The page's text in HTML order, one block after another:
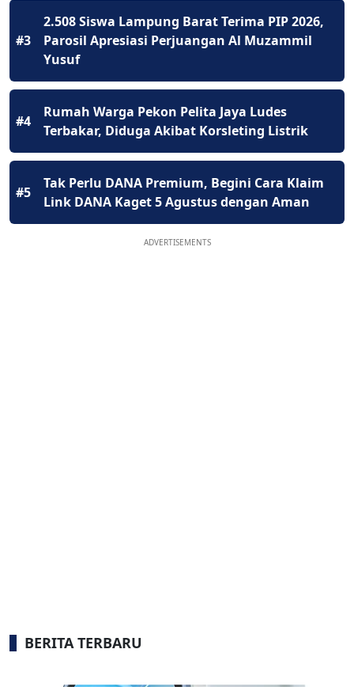
#3
2.508 Siswa Lampung Barat Terima PIP 2026,
Parosil Apresiasi Perjuangan Al Muzammil
Yusuf
#4
Rumah Warga Pekon Pelita Jaya Ludes
Terbakar, Diduga Akibat Korsleting Listrik
#5
Tak Perlu DANA Premium, Begini Cara Klaim
Link DANA Kaget 5 Agustus dengan Aman
ADVERTISEMENTS
BERITA TERBARU